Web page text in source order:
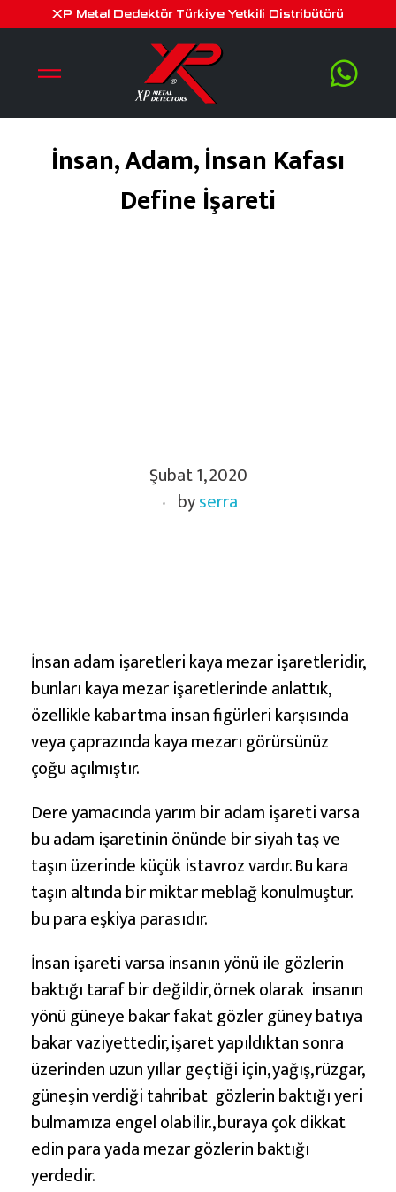
XP Metal Dedektör Türkiye Yetkili Distribütörü
İnsan, Adam, İnsan Kafası
Define İşareti
d
a
m
,
İ
n
s
a
n
K
a
f
a
s
ı
D
e
f
i
n
Şubat 1, 2020
byserra
İnsan adam işaretleri kaya mezar işaretleridir,
bunları kaya mezar işaretlerinde anlattık,
özellikle kabartma insan figürleri karşısında
veya çaprazında kaya mezarı görürsünüz
çoğu açılmıştır.
Dere yamacında yarım bir adam işareti varsa
bu adam işaretinin önünde bir siyah taş ve
taşın üzerinde küçük istavroz vardır. Bu kara
taşın altında bir miktar meblağ konulmuştur.
bu para eşkiya parasıdır.
İnsan işareti varsa insanın yönü ile gözlerin
baktığı taraf bir değildir, örnek olarak insanın
yönü güneye bakar fakat gözler güney batıya
bakar vaziyettedir, işaret yapıldıktan sonra
üzerinden uzun yıllar geçtiği için, yağış, rüzgar,
güneşin verdiği tahribat gözlerin baktığı yeri
bulmamıza engel olabilir., buraya çok dikkat
edin para yada mezar gözlerin baktığı
yerdedir.